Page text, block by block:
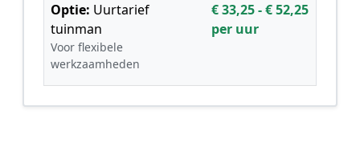
Optie: Uurtarief
tuinman
Voor flexibele
werkzaamheden
€ 33,25 - € 52,25
per uur